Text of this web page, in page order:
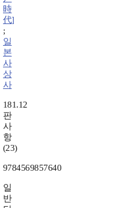
時
代]
;
일
본
사
상
사
181.12
판
사
항
(23)
9784569857640
일
반